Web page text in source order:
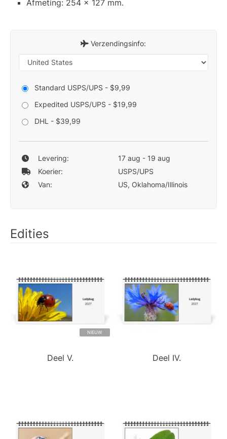
Afmeting: 254 x 127 mm.
Verzendingsinfo:
Standard USPS/UPS - $9,99
Expedited USPS/UPS - $19,99
DHL - $39,99
Levering:
17 aug - 19 aug
Koerier:
USPS/UPS
Van:
US, Oklahoma/Illinois
Edities
NIEUW
Deel V. Deel IV.